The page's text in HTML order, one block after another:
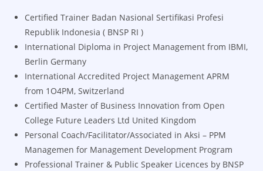
Certified Trainer Badan Nasional Sertifikasi Profesi
Republik Indonesia ( BNSP RI )
International Diploma in Project Management from IBMI,
Berlin Germany
International Accredited Project Management APRM
from 1O4PM, Switzerland
Certified Master of Business Innovation from Open
College Future Leaders Ltd United Kingdom
Personal Coach/Facilitator/Associated in Aksi – PPM
Managemen for Management Development Program
Professional Trainer & Public Speaker Licences by BNSP